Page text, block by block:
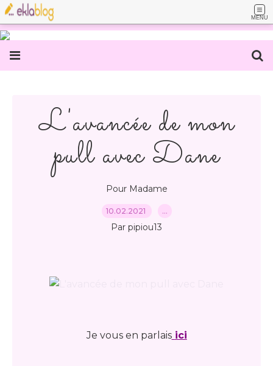
MENU
L'avancée de mon
pull avec Dane
Pour Madame
10.02.2021 …
Par pipiou13
Je vous en parlais ici